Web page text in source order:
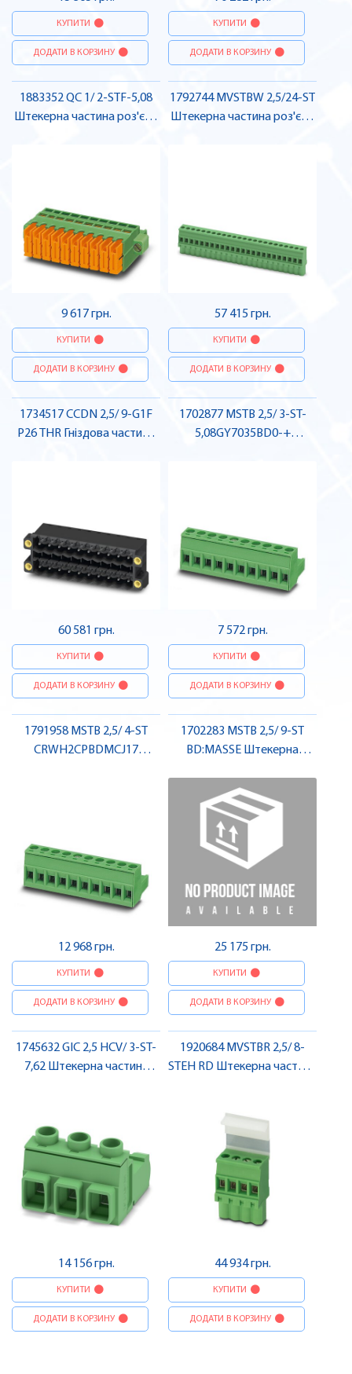
КУПИТИ
ДОДАТИ В КОРЗИНУ
КУПИТИ
ДОДАТИ В КОРЗИНУ
1883352 QC 1/ 2-STF-5,08
Штекерна частина роз'єму
9 617 грн.
КУПИТИ
ДОДАТИ В КОРЗИНУ
1792744 MVSTBW 2,5/24-ST
Штекерна частина роз'єму
57 415 грн.
КУПИТИ
ДОДАТИ В КОРЗИНУ
1734517 CCDN 2,5/ 9-G1F
P26 THR Гніздова частина
60 581 грн.
КУПИТИ
ДОДАТИ В КОРЗИНУ
1702877 MSTB 2,5/ 3-ST-
5,08GY7035BD0-+
7 572 грн.
КУПИТИ
ДОДАТИ В КОРЗИНУ
1791958 MSTB 2,5/ 4-ST
CRWH2CPBDMCJ17
12 968 грн.
КУПИТИ
ДОДАТИ В КОРЗИНУ
1702283 MSTB 2,5/ 9-ST
BD:MASSE Штекерна
Contact
25 175 грн.
КУПИТИ
ДОДАТИ В КОРЗИНУ
1745632 GIC 2,5 HCV/ 3-ST-
7,62 Штекерна частина
14 156 грн.
КУПИТИ
ДОДАТИ В КОРЗИНУ
1920684 MVSTBR 2,5/ 8-
STEH RD Штекерна частина
44 934 грн.
КУПИТИ
ДОДАТИ В КОРЗИНУ